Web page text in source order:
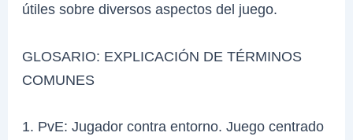
útiles sobre diversos aspectos del juego.
GLOSARIO: EXPLICACIÓN DE TÉRMINOS
COMUNES
1. PvE: Jugador contra entorno. Juego centrado